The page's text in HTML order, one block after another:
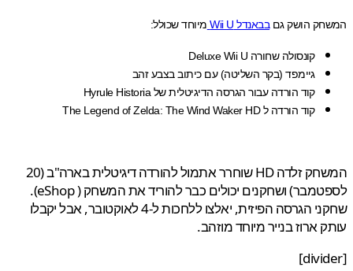
הושק גםבבאנדל Wii U מיוחד שכולל:
קונסולה שחורה Deluxe Wii U
גיימפד (בקר השליטה) עם כיתוב בצבע זהב
קוד הורדה עבור הגרסה הדיגיטלית של Hyrule Historia
קוד הורדה ל The Legend of Zelda: The Wind Waker HD
המשחק זלדה HD שוחרר אתמול להורדה דיגיטלית בארה"ב (20
לספטמבר) ושחקנים יכולים כבר להוריד את המשחק ( eShop).
שחקני הגרסה הפיזית, יאלצו ללחכות ל-4 לאוקטובר, אבל יקבלו
ארוז בנייר מיוחד מוזהב.